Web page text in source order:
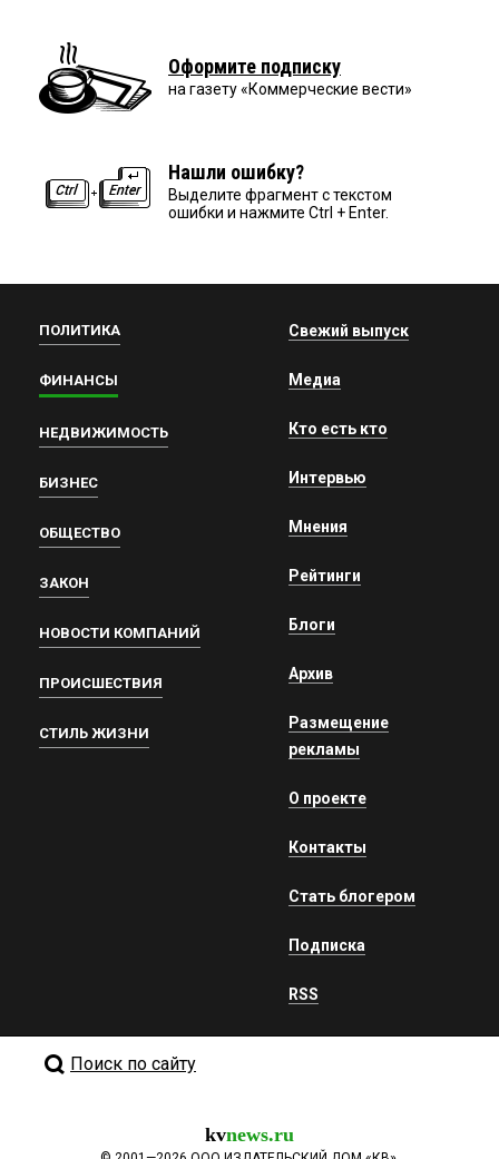
Оформите подписку
на газету «Коммерческие вести»
Нашли ошибку?
Выделите фрагмент с текстом
ошибки и нажмите Ctrl + Enter.
ПОЛИТИКА
ФИНАНСЫ
НЕДВИЖИМОСТЬ
БИЗНЕС
ОБЩЕСТВО
ЗАКОН
НОВОСТИ КОМПАНИЙ
ПРОИСШЕСТВИЯ
СТИЛЬ ЖИЗНИ
Свежий выпуск
Медиа
Кто есть кто
Интервью
Мнения
Рейтинги
Блоги
Архив
Размещение
рекламы
О проекте
Контакты
Стать блогером
Подписка
RSS
Поиск по сайту
kvnews.ru